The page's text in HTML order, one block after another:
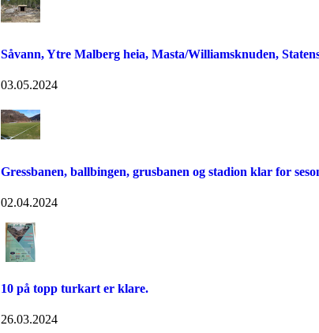
Såvann, Ytre Malberg heia, Masta/Williamsknuden,
03.05.2024
Gressbanen, ballbingen, grusbanen og stadion klar for
02.04.2024
10 på topp turkart er klare.
26.03.2024